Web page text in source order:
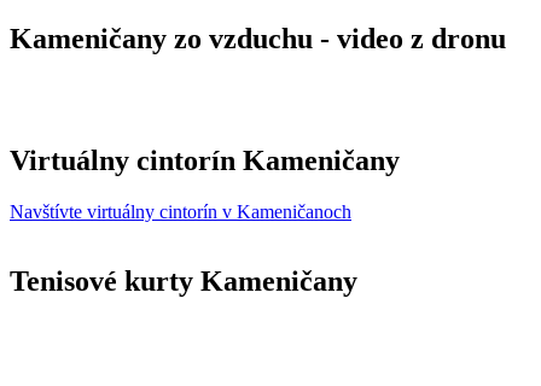
Kameničany zo vzduchu - video z dronu
Virtuálny cintorín Kameničany
Navštívte virtuálny cintorín v Kameničanoch
Tenisové kurty Kameničany